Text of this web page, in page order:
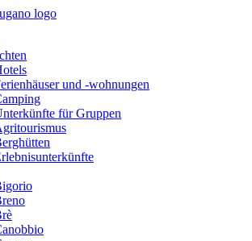
und -wohnungen
für Gruppen